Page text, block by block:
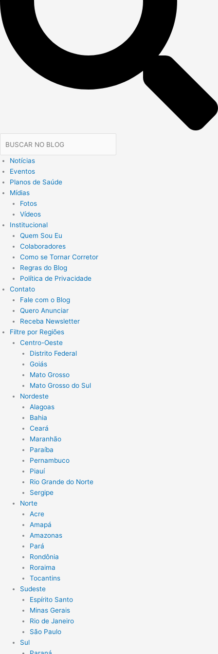
Notícias
Eventos
Planos de Saúde
Mídias
Fotos
Vídeos
Institucional
Quem Sou Eu
Colaboradores
Como se Tornar Corretor
Regras do Blog
Política de Privacidade
Contato
Fale com o Blog
Quero Anunciar
Receba Newsletter
Filtre por Regiões
Centro-Oeste
Distrito Federal
Goiás
Mato Grosso
Mato Grosso do Sul
Nordeste
Alagoas
Bahia
Ceará
Maranhão
Paraíba
Pernambuco
Piauí
Rio Grande do Norte
Sergipe
Norte
Acre
Amapá
Amazonas
Pará
Rondônia
Roraima
Tocantins
Sudeste
Espírito Santo
Minas Gerais
Rio de Janeiro
São Paulo
Sul